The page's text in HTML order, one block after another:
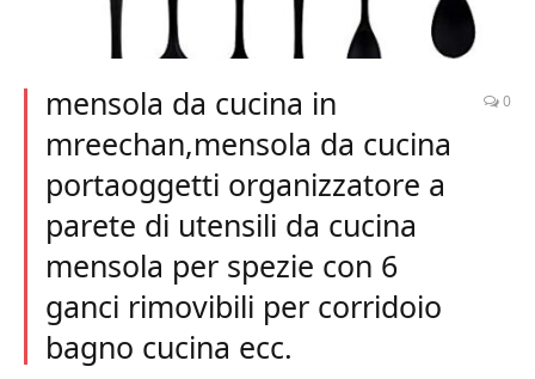
mensola da cucina in
mreechan,mensola da cucina
portaoggetti organizzatore a
parete di utensili da cucina
mensola per spezie con 6
ganci rimovibili per corridoio
bagno cucina ecc.
0